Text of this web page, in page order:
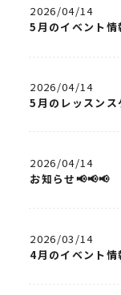
2026/04/14
5月のイベント情
2026/04/14
5月のレッスンス
2026/04/14
お知らせ📢📢📢
2026/03/14
4月のイベント情